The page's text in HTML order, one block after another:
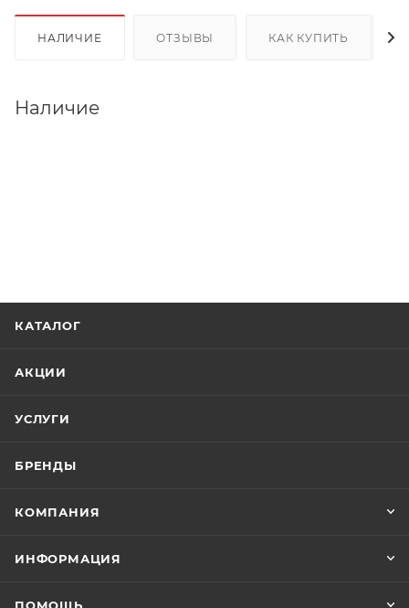
НАЛИЧИЕ ОТЗЫВЫ КАК КУПИТЬ
Наличие
КАТАЛОГ
АКЦИИ
УСЛУГИ
БРЕНДЫ
КОМПАНИЯ
ИНФОРМАЦИЯ